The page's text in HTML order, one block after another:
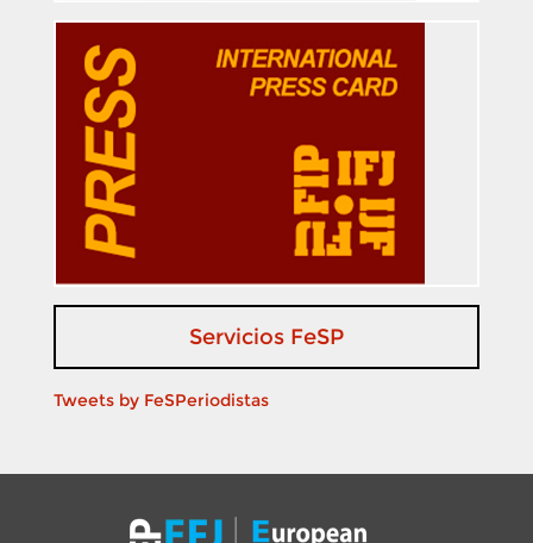
Servicios FeSP
Tweets by FeSPeriodistas